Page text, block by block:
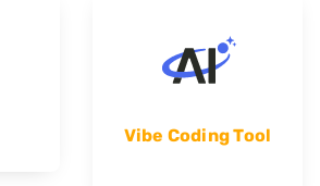
Vibe Coding Tool